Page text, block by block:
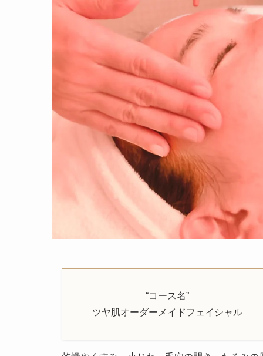
“コース名”
ツヤ肌オーダーメイドフェイシャル